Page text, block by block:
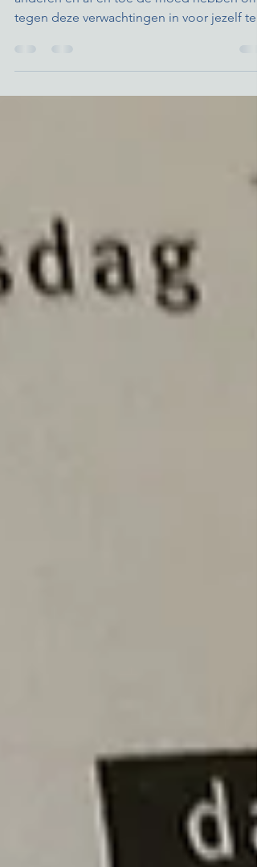
Over worstelen met de verwachtingen van
anderen en af en toe de moed hebben om
kiezen.